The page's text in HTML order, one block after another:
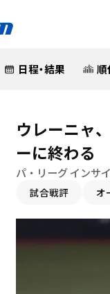
日程・結果 順
ウレーニャ
ーに終わる
パ・リーグ インサ
試合戦評 オ